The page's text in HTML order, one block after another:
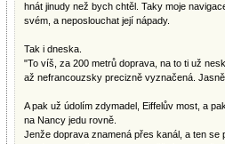
hnát jinudy než bych chtěl. Taky moje
svém, a neposlouchat její nápady.
Tak i dneska.
"To víš, za 200 metrů doprava, na to ti už
až nefrancouzsky precizně vyznačená.
A pak už údolím zdymadel, Eiffelův most, a
na Nancy jedu rovně.
Jenže doprava znamená přes kanál, a ten